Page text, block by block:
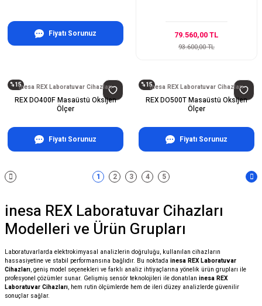
Fiyatı Sorunuz 79.560,00 TL
93.600,00 TL
%15inesa REX Laboratuvar Cihazları
REX DO400F Masaüstü Oksijen
Ölçer
Fiyatı Sorunuz
%15inesa REX Laboratuvar Cihazları
REX DO500T Masaüstü Oksijen
Ölçer
Fiyatı Sorunuz
1 2 3 4 5
inesa REX Laboratuvar Cihazları
Modelleri ve Ürün Grupları
Laboratuvarlarda elektrokimyasal analizlerin doğruluğu, kullanılan cihazların
hassasiyetine ve stabil performansına bağlıdır. Bu noktada inesa REX Laboratuvar
Cihazları, geniş model seçenekleri ve farklı analiz ihtiyaçlarına yönelik ürün grupları ile
profesyonel çözümler sunar. Gelişmiş sensör teknolojileri ile donatılan inesa REX
Laboratuvar Cihazları, hem rutin ölçümlerde hem de ileri düzey analizlerde güvenilir
sonuçlar sağlar.